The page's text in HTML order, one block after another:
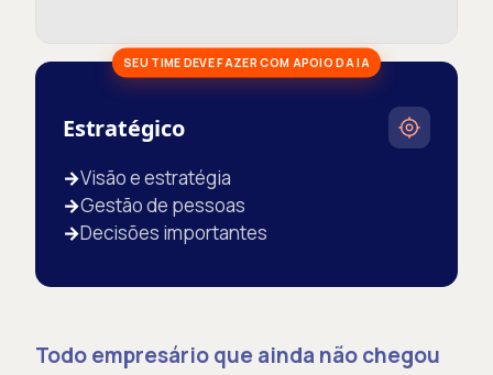
Estratégico
SEU TIME DEVE FAZER COM APOIO DA IA
→Visão e estratégia
→Gestão de pessoas
→Decisões importantes
Todo empresário que ainda não chegou